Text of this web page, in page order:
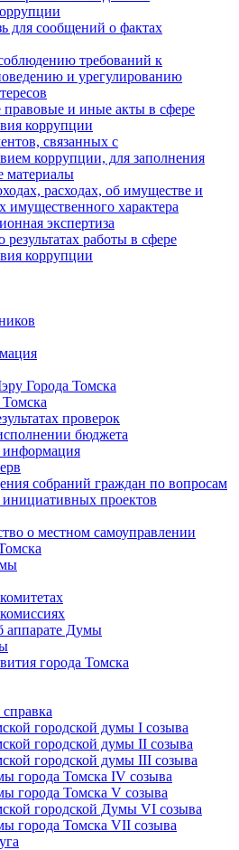
для сообщений о фактах
требований к
и урегулированию
и иные акты в сфере
коррупции
связанных с
коррупции, для заполнения
материалы
расходах, об имуществе и
имущественного характера
экспертиза
работы в сфере
коррупции
Города Томска
проверок
бюджета
собраний граждан по вопросам
инициативных проектов
о местном самоуправлении
аппарате Думы
города Томска
городской думы I созыва
городской думы II созыва
городской думы III созыва
города Томска IV созыва
города Томска V созыва
городской Думы VI созыва
города Томска VII созыва